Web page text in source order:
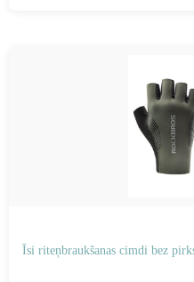
Īsi riteņbraukšanas cimdi bez